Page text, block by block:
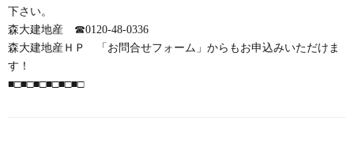
下さい。
森大建地産 ☎0120-48-0336
森大建地産ＨＰ 「お問合せフォーム」からもお申込みいただけま
す！
■□■□■□■□■□■□